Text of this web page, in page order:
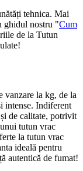
tehnica. Mai
ghidul nostru "Cum
de la Tutun
vanzare la kg, de la
intense. Indiferent
de calitate, potrivit
tutun vrac
la tutun vrac
ideală pentru
autentică de fumat!